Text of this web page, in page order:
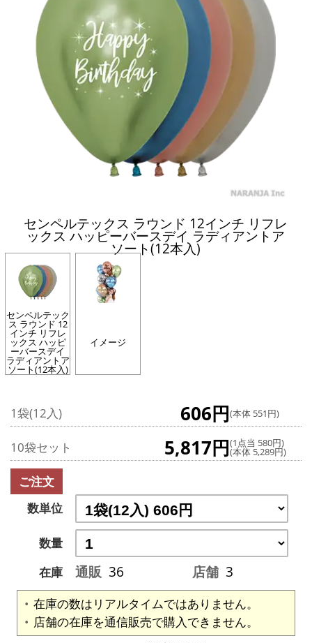
センペルテックス ラウンド 12インチ リフレ
ックス ハッピーバースデイ ラディアントア
ソート(12本入)
センペルテック
ス ラウンド 12
インチ リフレ
ックス ハッピ
ーバースデイ
ラディアントア
ソート(12本入)
イメージ
1袋(12入) 606円(本体 551円)
10袋セット 5,817円(1点当 580円)
(本体 5,289円)
ご注文
数単位
数量
在庫
通販 36 店舗 3
在庫の数はリアルタイムではありません。
店舗の在庫を通信販売で購入できません。